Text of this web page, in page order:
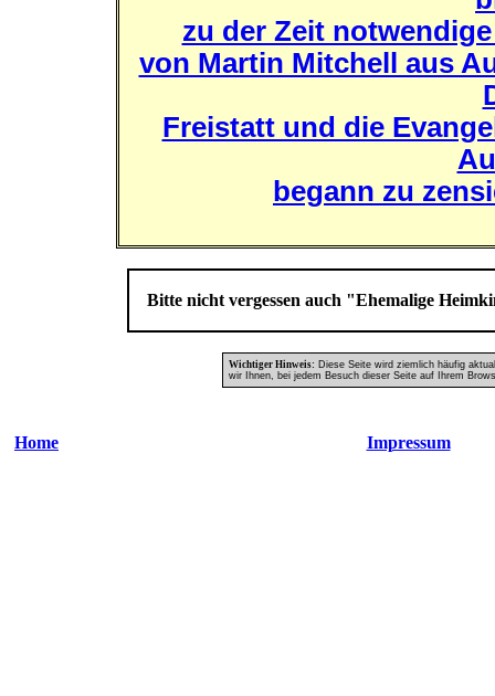
zu der Zeit
von Martin Mitchell aus
Freistatt und die
begann zu
Bitte nicht vergessen auch "Ehemalige
Wichtiger Hinweis: Diese Seite wird ziemlich häufig
wir Ihnen, bei jedem Besuch dieser Seite auf Ihrem
Home Impressum